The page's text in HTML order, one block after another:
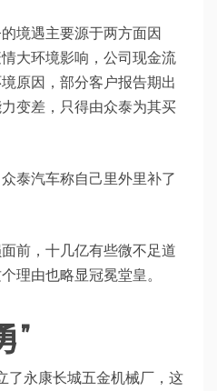
境遇主要源于两方面因
大环境影响，公司现金流
原因，部分客户报告期出
变差，只得由众泰为其买
泰汽车称自己里外里补了
前，十几亿有些微不足道
理由也略显冠冕堂皇。
”
了永康长城五金机械厂，这